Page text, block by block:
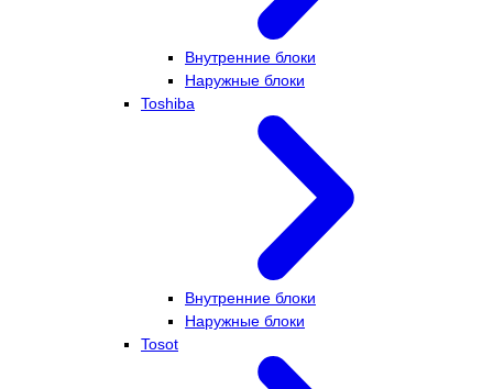
Внутренние блоки
Наружные блоки
Toshiba
Внутренние блоки
Наружные блоки
Tosot